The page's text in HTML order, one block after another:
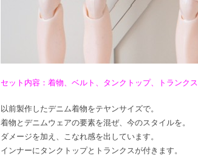
セット内容：着物、ベルト、タンクトップ、トランクス
以前製作したデニム着物をテヤンサイズで。
着物とデニムウェアの要素を混ぜ、今のスタイルを。
ダメージを加え、こなれ感を出しています。
インナーにタンクトップとトランクスが付きます。